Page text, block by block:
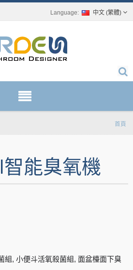
中文 (繁體)
首頁
能臭氧機
組, 小便斗活氧殺菌組, 面盆檯面下臭